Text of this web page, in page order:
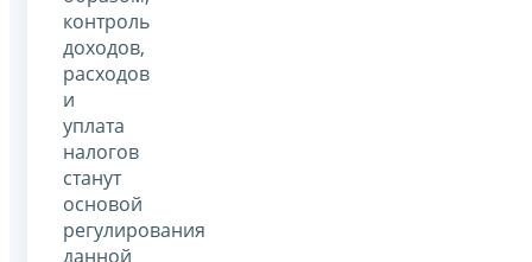
контроль
доходов,
расходов
и
уплата
налогов
станут
основой
регулирования
данной